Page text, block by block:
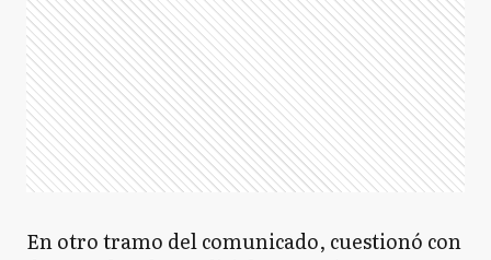
En otro tramo del comunicado, cuestionó con